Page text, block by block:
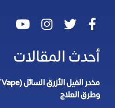
أحدث المقالات
وطرق العلاج